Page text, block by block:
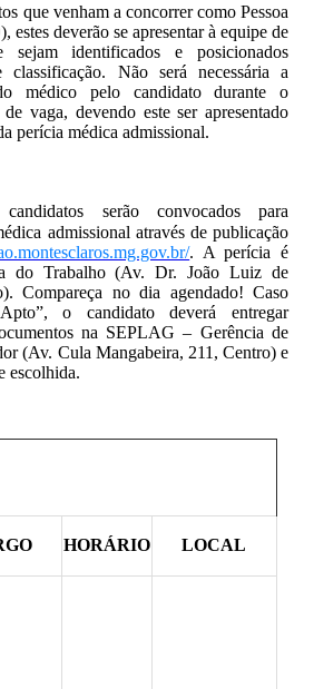
que venham a concorrer como Pessoa
deverão se apresentar à equipe de
sejam identificados e posicionados
classificação. Não será necessária a
médico pelo candidato durante o
vaga, devendo este ser apresentado
perícia médica admissional.
serão convocados para
admissional através de publicação
. A perícia é
do Trabalho (Av. Dr. João Luiz de
Compareça no dia agendado! Caso
o candidato deverá entregar
na SEPLAG – Gerência de
(Av. Cula Mangabeira, 211, Centro) e
escolhida.
HORÁRIO LOCAL